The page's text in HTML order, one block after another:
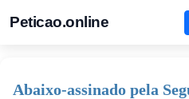
Peticao.online
Abaixo-assinado pela